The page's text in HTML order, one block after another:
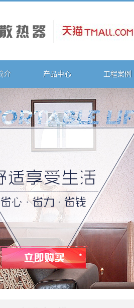
介 产品中心 工程案例